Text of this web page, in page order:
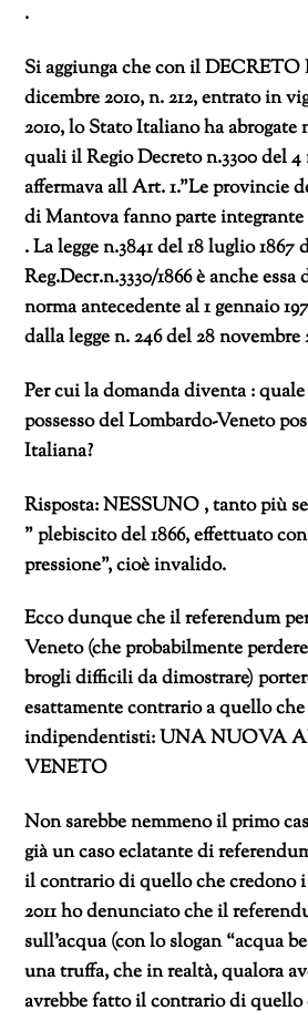
.
Si aggiunga che con il
dicembre 2010, n. 212, entrato in
2010, lo Stato Italiano ha abrogate
quali il Regio Decreto n.3300 del 4
affermava all Art. 1.”Le provincie
di Mantova fanno parte integrante
. La legge n.3841 del 18 luglio
Reg.Decr.n.3330/1866 è anche
norma antecedente al 1 gennaio
dalla legge n. 246 del 28 novembre
Per cui la domanda diventa :
possesso del Lombardo-Veneto
Italiana?
Risposta: NESSUNO , tanto più
” plebiscito del 1866, effettuato
pressione”, cioè invalido.
Ecco dunque che il referendum
Veneto (che probabilmente
brogli difficili da dimostrare)
esattamente contrario a quello
indipendentisti: UNA NUOVA
VENETO
Non sarebbe nemmeno il primo
già un caso eclatante di
il contrario di quello che credono
2011 ho denunciato che il
sull’acqua (con lo slogan “acqua
una truffa, che in realtà, qualora
avrebbe fatto il contrario di